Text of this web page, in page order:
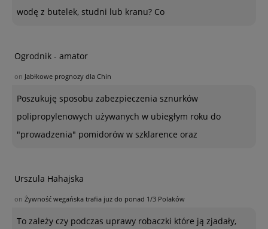
wodę z butelek, studni lub kranu? Co
Ogrodnik - amator
on Jabłkowe prognozy dla Chin
Poszukuję sposobu zabezpieczenia sznurków
polipropylenowych używanych w ubiegłym roku do
"prowadzenia" pomidorów w szklarence oraz
Urszula Hahajska
on Żywność wegańska trafia już do ponad 1/3 Polaków
To zależy czy podczas uprawy robaczki które ją zjadały,